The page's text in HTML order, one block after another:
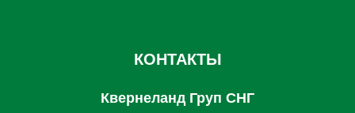
КОНТАКТЫ
Квернеланд Груп СНГ